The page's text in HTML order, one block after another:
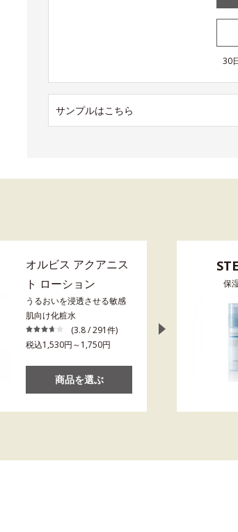
30
サンプルはこちら
オルビス アクアニス
ト ローション
うるおいを浸透させる敏感
肌向け化粧水
(3.8 / 291件)
税込1,530円～1,750円
商品を選ぶ
保